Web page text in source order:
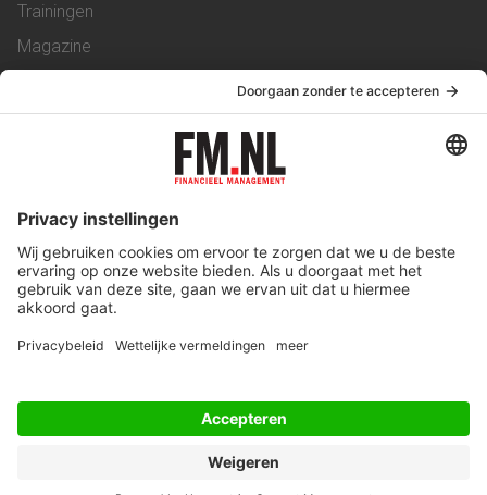
Trainingen
Magazine
Service & Contact
Werken bij ons
Privacy Statement
Algemene Voorwaarden